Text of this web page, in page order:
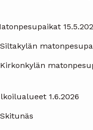
Siltakylän
Kirkonkylän
1.6.2026
Skitunäs